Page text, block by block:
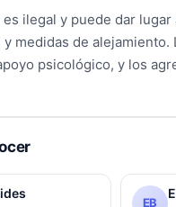
ilegal y puede dar lugar
medidas de alejamiento.
psicológico, y los
EB